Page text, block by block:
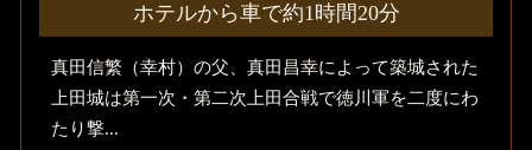
ホテルから車で約1時間20分
真田信繁（幸村）の父、真田昌幸によって築城された
上田城は第一次・第二次上田合戦で徳川軍を二度にわ
たり撃...